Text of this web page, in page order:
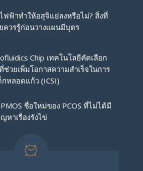
ฟฟ้าทำให้อสุจิแย่ลงหรือไม่? สิ่งที่
ควรรู้ก่อนวางแผนมีบุตร
Chip เทคโนโลยีคัดเลือก
ช่วยเพิ่มโอกาสความสำเร็จในการ
กหลอดแก้ว (ICSI)
ชื่อใหม่ของ PCOS ที่ไม่ได้มี
หาเรื่องรังไข่